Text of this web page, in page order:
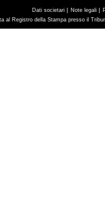
Dati societari | Note legali |
al Registro della Stampa presso il